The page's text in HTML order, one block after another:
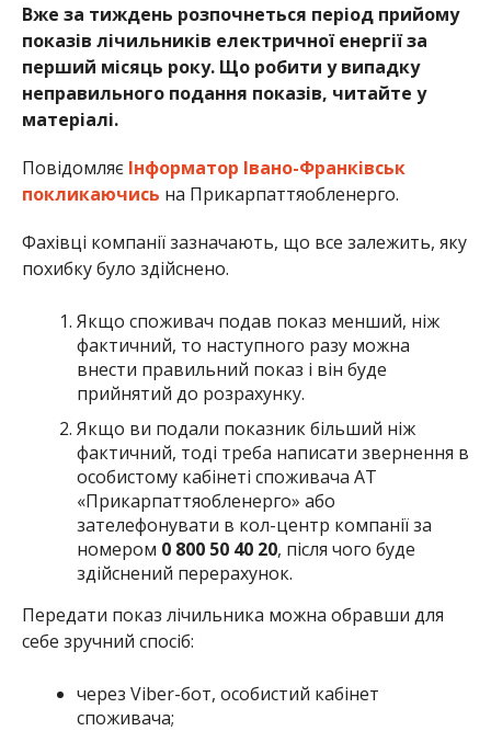
Вже за тиждень розпочнеться період прийому
показів лічильників електричної енергії за
перший місяць року. Що робити у випадку
неправильного подання показів, читайте у
матеріалі.
Повідомляє Інформатор Івано-Франківськ
покликаючись на Прикарпаттяобленерго.
Фахівці компанії зазначають, що все залежить, яку
похибку було здійснено.
Якщо споживач подав показ менший, ніж
фактичний, то наступного разу можна
внести правильний показ і він буде
прийнятий до розрахунку.
Якщо ви подали показник більший ніж
фактичний, тоді треба написати звернення в
особистому кабінеті споживача АТ
«Прикарпаттяобленерго» або
зателефонувати в кол-центр компанії за
номером 0 800 50 40 20, після чого буде
здійснений перерахунок.
Передати показ лічильника можна обравши для
себе зручний спосіб:
через Viber-бот, особистий кабінет
споживача;